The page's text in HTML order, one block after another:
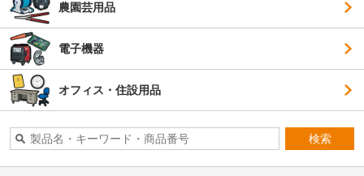
農園芸用品
電子機器
オフィス・住設用品
検索